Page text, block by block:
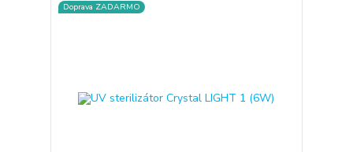
Doprava ZADARMO